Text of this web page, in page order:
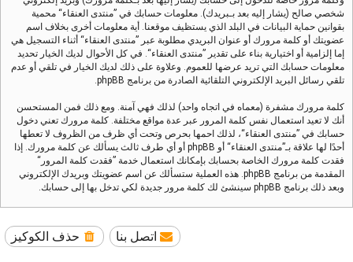
شخصي صالح (يشار إليه بعد بـبريدك). معلومات حسابك في ”منتدى العنقاء“ محمية
بقوانين حماية البيانات في البلد الذي يستظيف موقعنا. أية معلومات أخرى بخلاف اسم
عضويتك أو كلمة مرورك أو عنوان البريدي مطلوبة عبر ”منتدى العنقاء“ أثناء التسجيل هي
إما إلزامية أو اختيارية بناء على تقدير ”منتدى العنقاء“. في كل الأحوال لديك الخيار تحديد
معلومات حسابك التي تريد عرضها للعموم. وعلاوة على ذلك لديك الخيار في تلقي أو عدم
تلقي رسائل البريد الإلكتروني التلقائية الصادرة من برنامج phpBB.
كلمة مرورك مشفرة (معماه في اتجاه واحد) لذلك فهي آمنة. ومع ذلك فمن المستحسن
أنك لا تعيد استعمال نفس كلمة المرور عبر عدة مواقع مختلفة. كلمة مرورك تعني دخول
حسابك في ”منتدى العنقاء“، لذلك احمها بحرص وتحت أي ظرف من الظروف لا تعطها
أحدًا لها علاقة بـ”منتدى العنقاء“ أو phpBB أو أي طرف ثالث يسألك عن كلمة مرورك. إذا
فقدت كلمة مرورك الخاصة بحسابك بإمكانك استعمال خدمة ”فقدت كلمة المرور“
المقدمة من برنامج phpBB. هذه العملية ستسألك عن اسم عضويتك وبريدك الإلكتروني
وبعد ذلك برنامج phpBB سينشئ لك كلمة مرور جديدة لكي تدخل بها إلى حسابك.
حذف الكوكيز اتصل بنا